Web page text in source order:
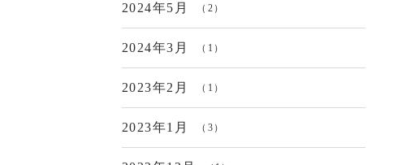
2024年5月 （2）
2024年3月 （1）
2023年2月 （1）
2023年1月 （3）